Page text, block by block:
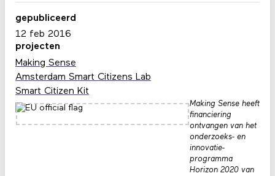
gepubliceerd
12 feb 2016
projecten
Making Sense
Amsterdam Smart Citizens Lab
Smart Citizen Kit
Making Sense heeft
financiering
ontvangen van het
onderzoeks- en
innovatie­
programma
Horizon 2020 van